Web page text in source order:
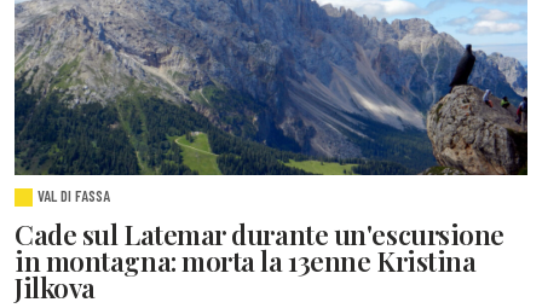
VAL DI FASSA
Cade sul Latemar durante un'escursione
in montagna: morta la 13enne Kristina
Jilkova